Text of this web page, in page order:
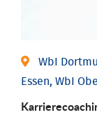
WbI
Essen, WbI